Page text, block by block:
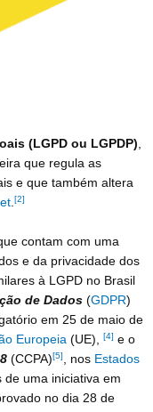
(LGPD ou LGPDP),
que regula as
e que também altera
.[2]
contam com uma
e da privacidade dos
à LGPD no Brasil
de Dados (GDPR)
em 25 de maio de
Europeia (UE), [4] e o
(CCPA)[5] , nos Estados
de uma iniciativa em
no dia 28 de